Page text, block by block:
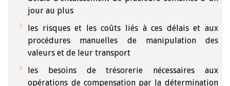
jour au plus
les risques et les coûts liés à ces délais et aux
procédures manuelles de manipulation des
valeurs et de leur transport
les besoins de trésorerie nécessaires aux
opérations de compensation par la détermination